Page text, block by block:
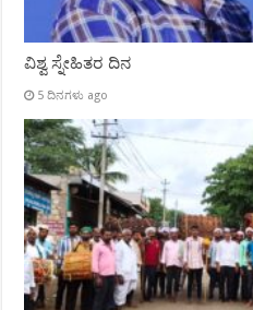
ವಿಶ್ವ ಸ್ನೇಹಿತರ ದಿನ
5 ದಿನಗಳು ago